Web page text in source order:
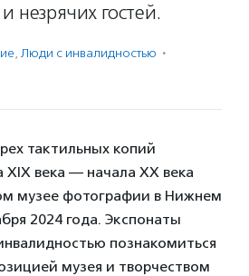
незрячих гостей.
, Люди с инвалидностью ·
тактильных копий
века — начала XX века
музее фотографии в Нижнем
2024 года. Экспонаты
познакомиться
музея и творчеством